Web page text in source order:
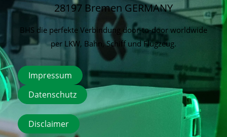
28197 Bremen GERMANY
BHS die perfekte Verbindung door-to-door worldwide
per LKW, Bahn, Schiff und Flugzeug.
Impressum
Datenschutz
Disclaimer